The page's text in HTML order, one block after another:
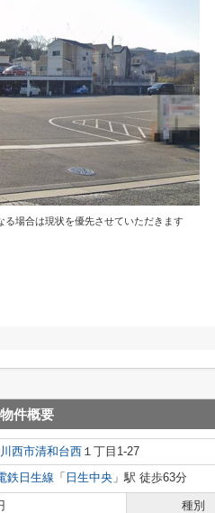
場合は現状を優先させていただきます
件概要
川西市清和台西 １丁目1-27
鉄日生線 「 日生中央 」駅 徒歩63分
種別